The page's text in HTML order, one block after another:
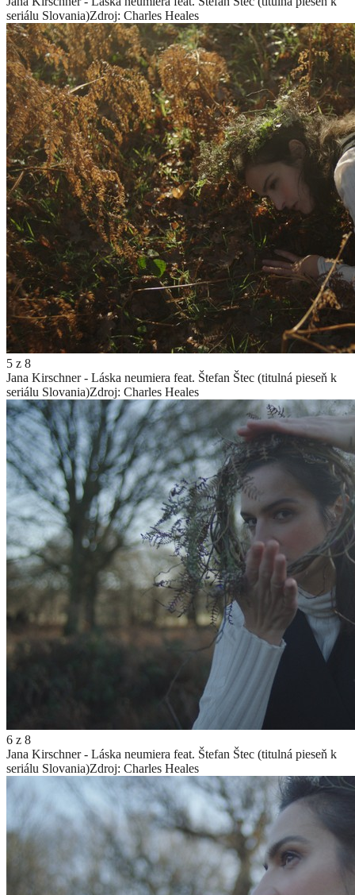
seriálu Slovania)Zdroj: Charles Heales
5 z 8
Jana Kirschner - Láska neumiera feat. Štefan Štec (titulná pieseň k
seriálu Slovania)Zdroj: Charles Heales
6 z 8
Jana Kirschner - Láska neumiera feat. Štefan Štec (titulná pieseň k
seriálu Slovania)Zdroj: Charles Heales